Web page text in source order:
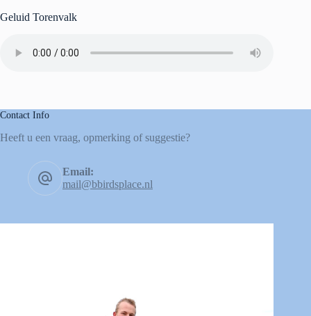
Geluid Torenvalk
Contact Info
Heeft u een vraag, opmerking of suggestie?
Email:
mail@bbirdsplace.nl